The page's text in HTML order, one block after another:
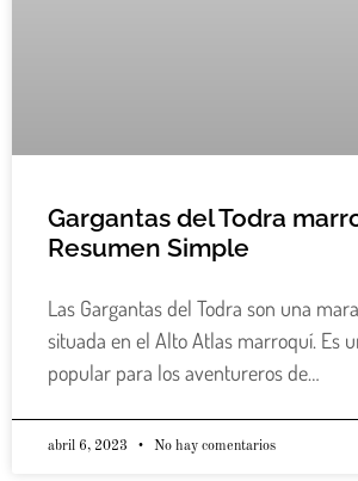
Gargantas del Todra
Resumen Simple
Las Gargantas del Todra son una
situada en el Alto Atlas marroquí. Es
popular para los aventureros de…
abril 6, 2023 No hay comentarios